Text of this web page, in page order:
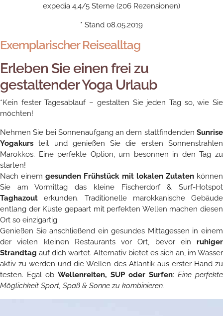
expedia 4,4/5 Sterne (206 Rezensionen)
* Stand 08.05.2019
Exemplarischer Reisealltag
Erleben Sie einen frei zu
gestaltender Yoga Urlaub
*Kein fester Tagesablauf – gestalten Sie jeden Tag so, wie Sie
möchten!
Nehmen Sie bei Sonnenaufgang an dem stattfindenden Sunrise
Yogakurs teil und genießen Sie die ersten Sonnenstrahlen
Marokkos. Eine perfekte Option, um besonnen in den Tag zu
starten!
Nach einemgesunden Frühstück mit lokalen Zutatenkönnen
Sie am Vormittag das kleine Fischerdorf & Surf-Hotspot
Taghazout erkunden. Traditionelle marokkanische Gebäude
entlang der Küste gepaart mit perfekten Wellen machen diesen
Ort so einzigartig.
Genießen Sie anschließend ein gesundes Mittagessen in einem
der vielen kleinen Restaurants vor Ort, bevor ein ruhiger
Strandtag auf dich wartet. Alternativ bietet es sich an, im Wasser
aktiv zu werden und die Wellen des Atlantik aus erster Hand zu
testen. Egal obWellenreiten, SUP oder Surfen: Eine perfekte
Möglichkeit Sport, Spaß & Sonne zu kombinieren.